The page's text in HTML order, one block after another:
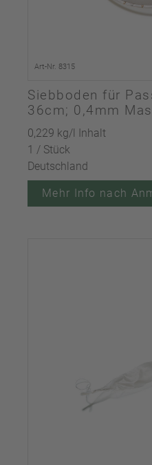
Art-Nr. 8315
Siebboden für
36cm; 0,4mm
0,229 kg/l Inhalt
1 / Stück
Deutschland
Mehr Info nach